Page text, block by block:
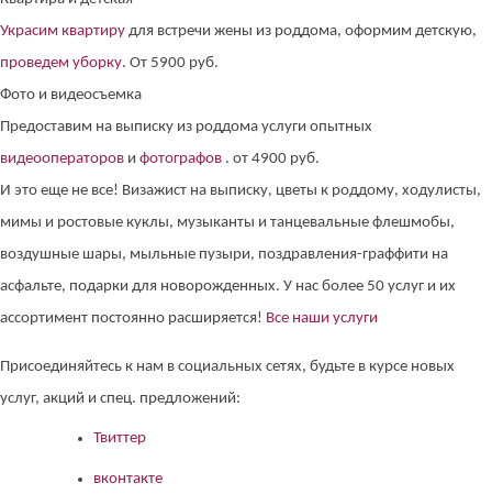
Украсим квартиру для встречи жены из роддома, оформим детскую,
проведем уборку. От 5900 руб.
Фото и видеосъемка
Предоставим на выписку из роддома услуги опытных
видеооператоров и фотографов . от 4900 руб.
И это еще не все! Визажист на выписку, цветы к роддому, ходулисты,
мимы и ростовые куклы, музыканты и танцевальные флешмобы,
воздушные шары, мыльные пузыри, поздравления-граффити на
асфальте, подарки для новорожденных. У нас более 50 услуг и их
ассортимент постоянно расширяется! Все наши услуги
Присоединяйтесь к нам в социальных сетях, будьте в курсе новых
услуг, акций и спец. предложений:
Твиттер
вконтакте